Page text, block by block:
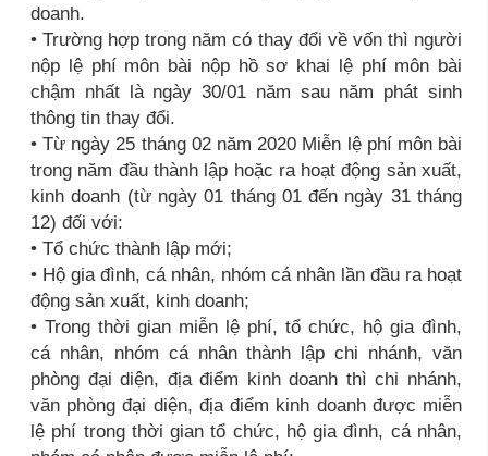
doanh.
• Trường hợp trong năm có thay đổi về vốn thì người
nộp lệ phí môn bài nộp hồ sơ khai lệ phí môn bài
chậm nhất là ngày 30/01 năm sau năm phát sinh
thông tin thay đổi.
• Từ ngày 25 tháng 02 năm 2020 Miễn lệ phí môn bài
trong năm đầu thành lập hoặc ra hoạt động sản xuất,
kinh doanh (từ ngày 01 tháng 01 đến ngày 31 tháng
12) đối với:
• Tổ chức thành lập mới;
• Hộ gia đình, cá nhân, nhóm cá nhân lần đầu ra hoạt
động sản xuất, kinh doanh;
• Trong thời gian miễn lệ phí, tổ chức, hộ gia đình,
cá nhân, nhóm cá nhân thành lập chi nhánh, văn
phòng đại diện, địa điểm kinh doanh thì chi nhánh,
văn phòng đại diện, địa điểm kinh doanh được miễn
lệ phí trong thời gian tổ chức, hộ gia đình, cá nhân,